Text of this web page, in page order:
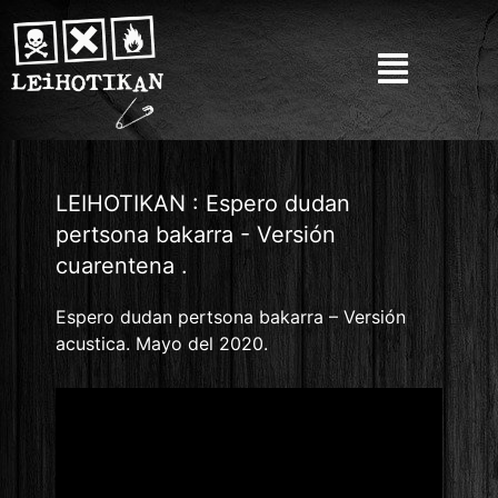
LEIHOTIKAN : Espero dudan
pertsona bakarra - Versión
cuarentena .
Espero dudan pertsona bakarra – Versión
acustica. Mayo del 2020.